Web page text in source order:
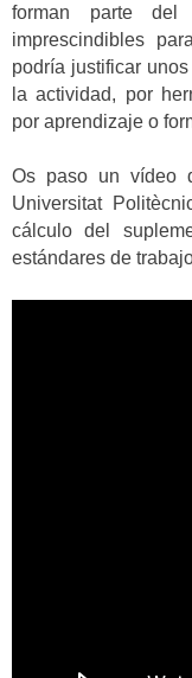
forman parte
imprescindibles
podría justificar
la actividad, por
por aprendizaje o
Os paso un vídeo
Universitat
cálculo del
estándares de